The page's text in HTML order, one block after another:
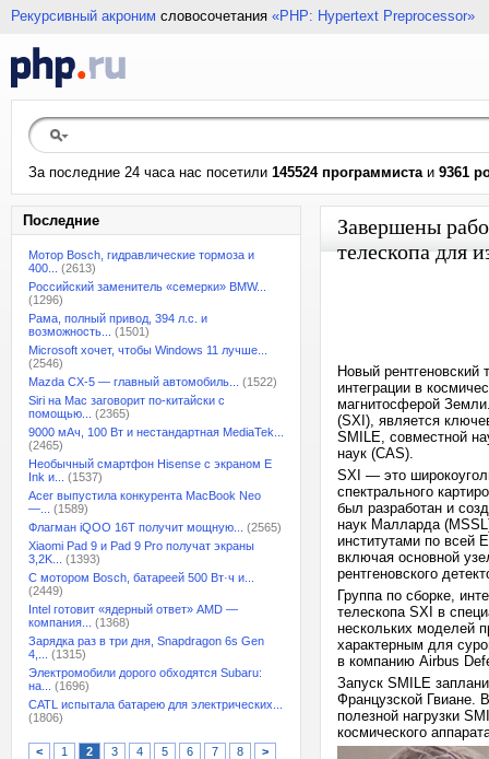
Рекурсивный акроним словосочетания «PHP: Hypertext Preprocessor»
За последние 24 часа нас посетили 145524 программистаи 9361
Последние
Мотор Bosch, гидравлические тормоза и
400...
(2613)
Российский заменитель «семерки» BMW...
(1296)
Рама, полный привод, 394 л.с. и
возможность...
(1501)
Microsoft хочет, чтобы Windows 11 лучше...
(2546)
Mazda CX-5 — главный автомобиль...
(1522)
Siri на Mac заговорит по-китайски с
помощью...
(2365)
9000 мАч, 100 Вт и нестандартная MediaTek...
(2465)
Необычный смартфон Hisense с экраном E
Ink и...
(1537)
Acer выпустила конкурента MacBook Neo
—...
(1589)
Флагман iQOO 16T получит мощную...
(2565)
Xiaomi Pad 9 и Pad 9 Pro получат экраны
3,2K...
(1393)
С мотором Bosch, батареей 500 Вт·ч и...
(2449)
Intel готовит «ядерный ответ» AMD —
компания...
(1368)
Зарядка раз в три дня, Snapdragon 6s Gen
4,...
(1315)
Электромобили дорого обходятся Subaru:
на...
(1696)
CATL испытала батарею для электрических...
(1806)
< 1 2 3 4 5 6 7 8 >
Завершены
телескопа для
Новый рентгеновский
интеграции в
магнитосферой
(SXI), является
SMILE, совместной
наук (CAS).
SXI — это
спектрального
был разработан и
наук Малларда
институтами по всей
включая основной
рентгеновского
Группа по сборке,
телескопа SXI в
нескольких моделей
характерным для
в компанию Airbus
Запуск SMILE
Французской Гвиане.
полезной нагрузки
космического